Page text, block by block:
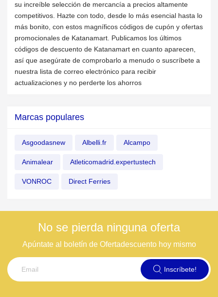
su increíble selección de mercancía a precios altamente
competitivos. Hazte con todo, desde lo más esencial hasta lo
más bonito, con estos magníficos códigos de cupón y ofertas
promocionales de Katanamart. Publicamos los últimos
códigos de descuento de Katanamart en cuanto aparecen,
así que asegúrate de comprobarlo a menudo o suscríbete a
nuestra lista de correo electrónico para recibir
actualizaciones y no perderte los ahorros
Marcas populares
Asgoodasnew Albelli.fr Alcampo
Animalear Atleticomadrid.expertustech
VONROC Direct Ferries
No se pierda ninguna oferta
Apúntate al boletín de Ofertadescuento hoy mismo
Inscríbete!